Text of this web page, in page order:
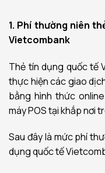
1. Phí thường niên
Vietcombank
Thẻ tín dụng quốc tế
thực hiện các giao
bằng hình thức
máy POS tại khắp nơi
Sau đây là mức phí
dụng quốc tế